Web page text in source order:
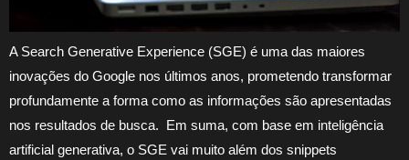
A Search Generative Experience (SGE) é uma das maiores
inovações do Google nos últimos anos, prometendo transformar
profundamente a forma como as informações são apresentadas
nos resultados de busca. Em suma, com base em inteligência
artificial generativa, o SGE vai muito além dos snippets